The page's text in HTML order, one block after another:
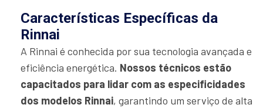
Características Específicas da
Rinnai
A Rinnai é conhecida por sua tecnologia avançada e
eficiência energética. Nossos técnicos estão
capacitados para lidar com as especificidades
dos modelos Rinnai, garantindo um serviço de alta